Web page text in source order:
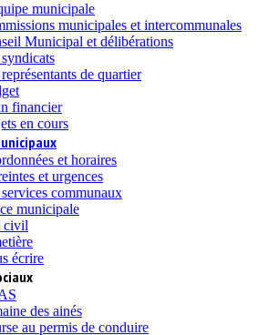
municipale
municipales et intercommunales
Municipal et délibérations
de quartier
financier
en cours
et horaires
et urgences
communaux
municipale
civil
écrire
des ainés
au permis de conduire